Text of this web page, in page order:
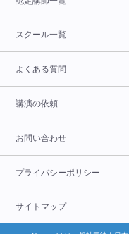
スクール一覧
よくある質問
講演の依頼
お問い合わせ
プライバシーポリシー
サイトマップ